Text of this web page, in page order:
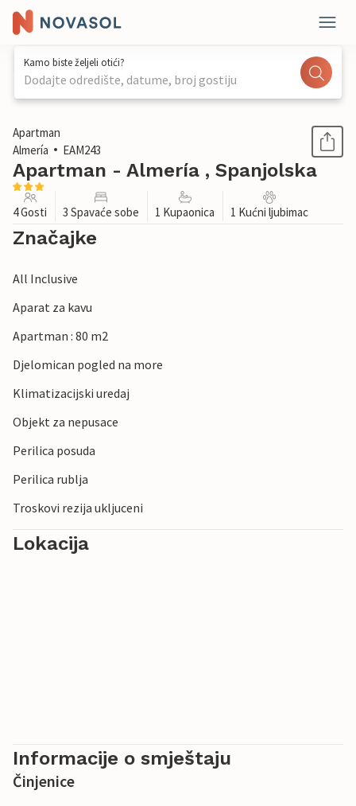
Kamo biste željeli otići?
Dodajte odredište, datume, broj gostiju
1 / 20
Apartman
Almería
EAM243
Apartman - Almería , Spanjolska
4 Gosti 3 Spavaće sobe 1 Kupaonica 1 Kućni ljubimac
Značajke
All Inclusive
Aparat za kavu
Apartman : 80 m2
Djelomican pogled na more
Klimatizacijski uredaj
Objekt za nepusace
Perilica posuda
Perilica rublja
Troskovi rezija ukljuceni
Lokacija
Informacije o smještaju
Činjenice